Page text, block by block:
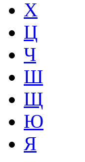
Х
Ц
Ч
Ш
Щ
Ю
Я